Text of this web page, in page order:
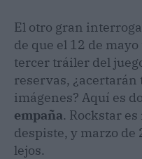
El otro gran
de que el 12 de
tercer tráiler del
reservas, ¿acertarán
imágenes? Aquí es
empaña. Rockstar
despiste, y marzo de
lejos.